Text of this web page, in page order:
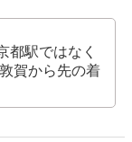
都駅ではなく
賀から先の着